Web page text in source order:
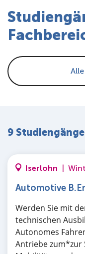
9 Studiengänge
Iserlohn
Automotive
Werden Sie mit
technischen
Autonomes
Antriebe zum*zur